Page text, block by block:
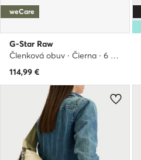
weCare
G-Star Raw
Členková obuv · Čierna · 6 cm
114,99 €